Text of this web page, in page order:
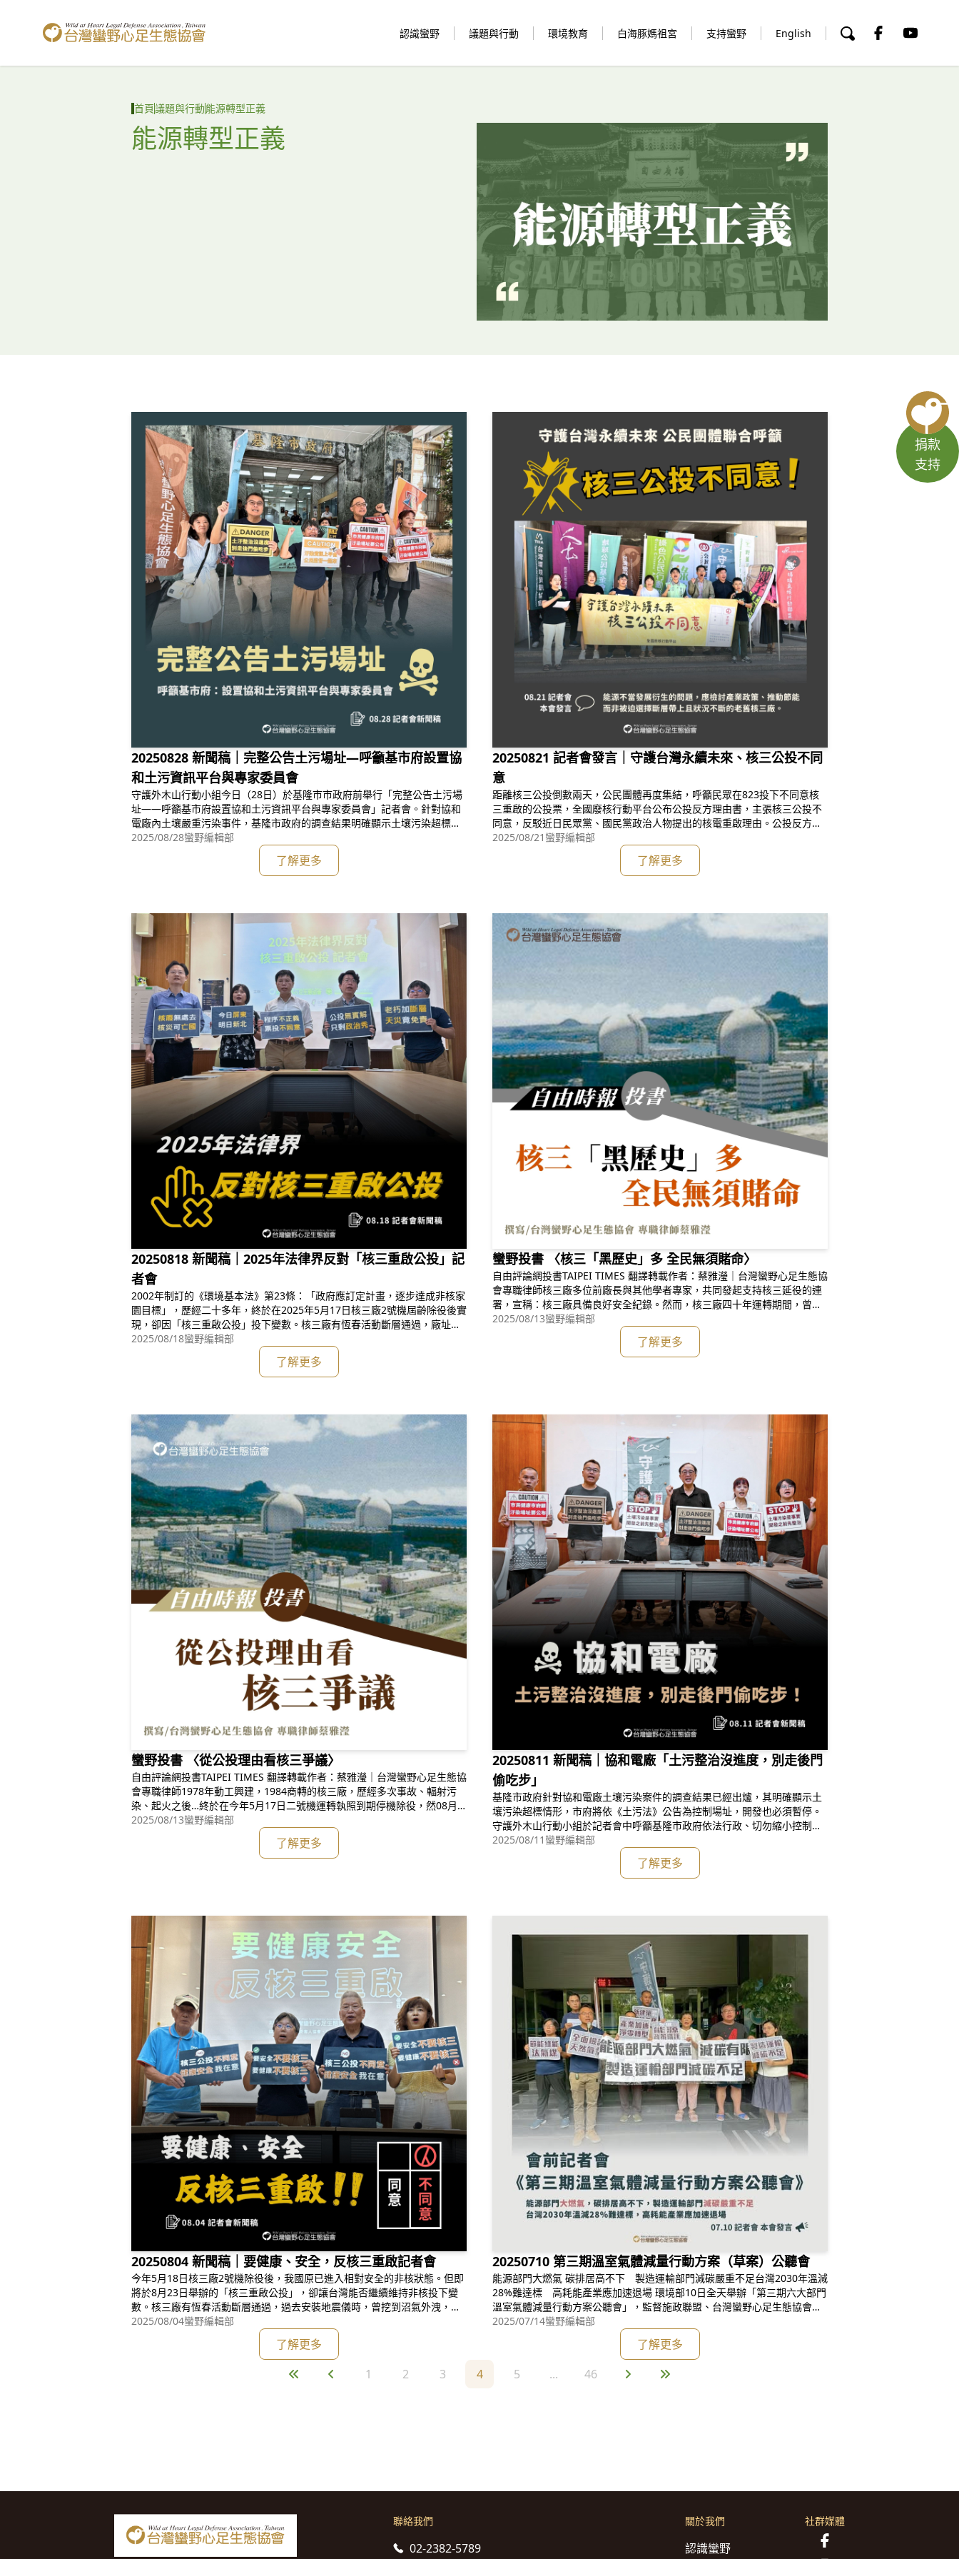
台灣蠻野心足生態協會
認識蠻野 議題與行動 環境教育 白海豚媽祖宮 支持蠻野 English
捐款
支持
首頁議題與行動能源轉型正義
能源轉型正義
20250828 新聞稿｜完整公告土污場址—呼籲基市府設置協
和土污資訊平台與專家委員會
守護外木山行動小組今日（28日）於基隆市市政府前舉行「完整公告土污場
址——呼籲基市府設置協和土污資訊平台與專家委員會」記者會。針對協和
電廠內土壤嚴重污染事件，基隆市政府的調查結果明確顯示土壤污染超標，
恐嚴重影響基隆市環境與市民健康。守護外木山行動小組於記者會中呼籲基
隆市政府完整公告土污場址、設置協和土壤污染資訊平台與專家委員會，並
遞送陳情書及要求基隆市長謝國樑簽署「成立協和
2025/08/28蠻野編輯部
了解更多
20250821 記者會發言｜守護台灣永續未來、核三公投不同
意
距離核三公投倒數兩天，公民團體再度集結，呼籲民眾在823投下不同意核
三重啟的公投票，全國廢核行動平台公布公投反方理由書，主張核三公投不
同意，反駁近日民眾黨、國民黨政治人物提出的核電重啟理由。公投反方理
由書共分四大論點：一、台灣正在能源轉型進行式，減少燃煤發電、空氣污
染與溫室氣體上已有具體成效與進展；二、強化再生能源開發機制與檢討修
正，促成綠能產業健全發展，並推動電價合理化，而非走回核電老路；三、
2025/08/21 蠻野編輯部
了解更多
20250818 新聞稿｜2025年法律界反對「核三重啟公投」記
者會
2002年制訂的《環境基本法》第23條：「政府應訂定計畫，逐步達成非核家
園目標」，歷經二十多年，終於在2025年5月17日核三廠2號機屆齡除役後實
現，卻因「核三重啟公投」投下變數。核三廠有恆春活動斷層通過，廠址曾
發生地下沼氣外洩，事故風險高。40年運轉期間，曾多次發生輻射外洩、起
火、喪失電源等種種事故，安全紀錄不良。《核子損害賠償法》「重大天
災」免責、每一核子事故「賠償責任最高限額42億元」，萬一
2025/08/18蠻野編輯部
了解更多
蠻野投書 〈核三「黑歷史」多 全民無須賭命〉
自由評論網投書TAIPEI TIMES 翻譯轉載作者：蔡雅瀅｜台灣蠻野心足生態協
會專職律師核三廠多位前廠長與其他學者專家，共同發起支持核三延役的連
署，宣稱：核三廠具備良好安全紀錄。然而，核三廠四十年運轉期間，曾發
生各種大小事故，安全紀錄不良。諸如：一九八五年七月七日核三廠一號機
商轉不到一年，即因氣機設計不當，運轉發生劇烈共振，致氣機葉片脫落，
引爆氫氣造成大火，停機一年二個月。[1]二〇〇一年三月十
2025/08/13蠻野編輯部
了解更多
蠻野投書 〈從公投理由看核三爭議〉
自由評論網投書TAIPEI TIMES 翻譯轉載作者：蔡雅瀅｜台灣蠻野心足生態協
會專職律師1978年動工興建，1984商轉的核三廠，歷經多次事故、輻射污
染、起火之後…終於在今年5月17日二號機運轉執照到期停機除役，然08月2
3日將舉辦「核三公投」，讓好不容易平安下莊的核三廠，有死灰復燃續造核
災風險的可能。檢視四大公投理由：（一）溫室氣體減量難達標，光電風電
2025/08/13蠻野編輯部
了解更多
20250811 新聞稿｜協和電廠「土污整治沒進度，別走後門
偷吃步」
基隆市政府針對協和電廠土壤污染案件的調查結果已經出爐，其明確顯示土
壤污染超標情形，市府將依《土污法》公告為控制場址，開發也必須暫停。
守護外木山行動小組於記者會中呼籲基隆市政府依法行政、切勿縮小控制場
址點位。同時，也公布目前掌握到「新增」污染點位資料。發言名單：王醒
之｜守護外木山行動小組召集人陳薇仲｜守護外木山行動小組發言人謝和霖
｜看守台灣協會秘書長鄭暐｜基隆市野鳥協會理事長陳憲政｜台灣蠻野心足
2025/08/11 蠻野編輯部
了解更多
20250804 新聞稿｜要健康、安全，反核三重啟記者會
今年5月18日核三廠2號機除役後，我國原已進入相對安全的非核狀態。但即
將於8月23日舉辦的「核三重啟公投」，卻讓台灣能否繼續維持非核投下變
數。核三廠有恆春活動斷層通過，過去安裝地震儀時，曾挖到沼氣外洩，事
故風險遠較地質穩定的核電廠更高。加上核三廠曾發生過多次核安事故及輻
射污染事件，重啟核三顯將增加核電廠勞工與鄰近居民的健康風險，若不幸
發生重大核子事故，更將影響許多國人的健康安全。長期關心台灣核安議
2025/08/04蠻野編輯部
了解更多
20250710 第三期溫室氣體減量行動方案（草案）公聽會
能源部門大燃氣 碳排居高不下 製造運輸部門減碳嚴重不足台灣2030年溫減
28%難達標 高耗能產業應加速退場 環境部10日全天舉辦「第三期六大部門
溫室氣體減量行動方案公聽會」，監督施政聯盟、台灣蠻野心足生態協會、
看守台灣協會等環保團體在會前召開記者會，抨擊經濟部大規模擴張燃氣機
組、增設天然氣接收站，無法有效減碳，而碳排最多、占比高達51%的製造
部門減碳目標只訂18%，嚴重落後全國目標28%
2025/07/14蠻野編輯部
了解更多
1
2 3 4 5 ... 46
聯絡我們
02-2382-5789
關於我們
認識蠻野
社群媒體